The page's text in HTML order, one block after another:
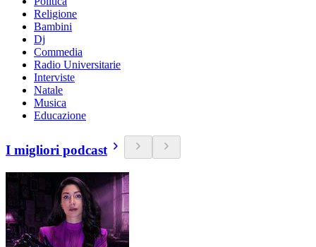
Religione
Bambini
Dj
Commedia
Radio Universitarie
Interviste
Natale
Musica
Educazione
I migliori podcast